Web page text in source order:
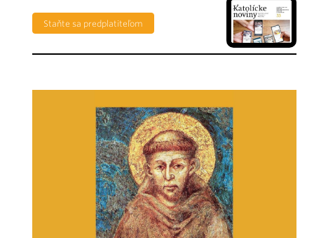
Staňte sa predplatiteľom